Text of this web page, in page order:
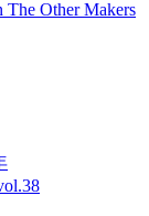
The Other Makers